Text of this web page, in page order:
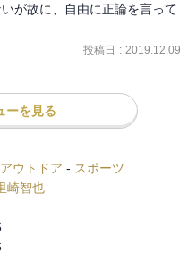
が故に、自由に正論を言って
投稿日 : 2019.12.09
ーを見る
ウトドア - スポーツ
崎智也